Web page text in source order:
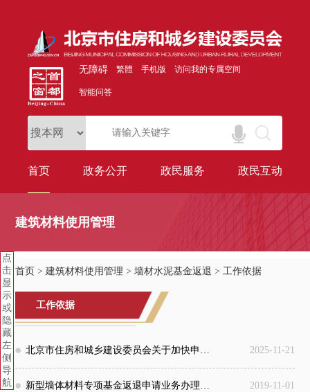
无障碍 繁體 手机版 访问我的专属空间
智能问答
首页 政务公开 政民服务 政民互动
建筑材料使用管理
点
击
显
示
或
隐
藏
左
侧
导
航
首页 >建筑材料使用管理 >墙材水泥基金返退 >工作依据
工作依据
北京市住房和城乡建设委员会关于加快申请返退新型墙体材料专项基金和散装水泥专项资金的工作提示 2025-11-21
新型墙体材料专项基金返退申请业务办理流程 2019-11-01